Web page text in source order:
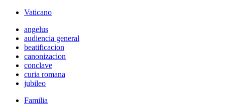
Vaticano
angelus
audiencia general
beatificacion
canonizacion
conclave
curia romana
jubileo
Familia